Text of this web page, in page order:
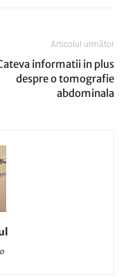
Articolul următor
informatii in plus
despre o tomografie
abdominala